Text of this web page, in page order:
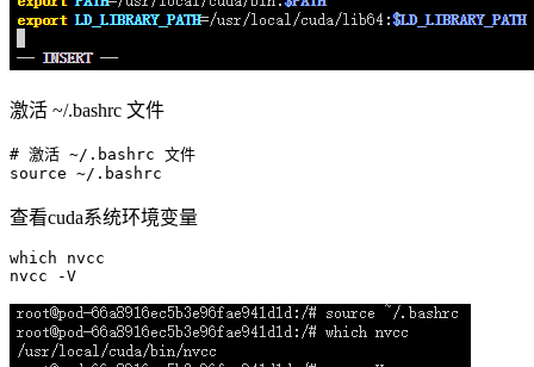
激活 ~/.bashrc 文件
# 激活 ~/.bashrc 文件
source
查看cuda系统环境变量
which nvcc